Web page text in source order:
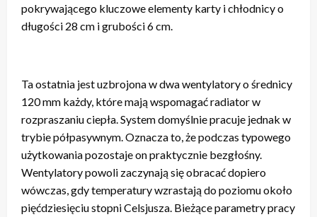
pokrywającego kluczowe elementy karty i chłodnicy o
długości 28 cm i grubości 6 cm.
Ta ostatnia jest uzbrojona w dwa wentylatory o średnicy
120 mm każdy, które mają wspomagać radiator w
rozpraszaniu ciepła. System domyślnie pracuje jednak w
trybie półpasywnym. Oznacza to, że podczas typowego
użytkowania pozostaje on praktycznie bezgłośny.
Wentylatory powoli zaczynają się obracać dopiero
wówczas, gdy temperatury wzrastają do poziomu około
pięćdziesięciu stopni Celsjusza. Bieżące parametry pracy